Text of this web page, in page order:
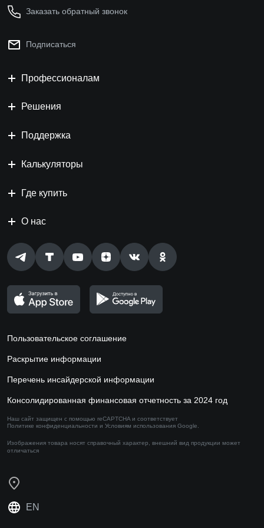
Заказать обратный звонок
Подписаться
Профессионалам
Решения
Поддержка
Калькуляторы
Где купить
О нас
Пользовательское соглашение
Раскрытие информации
Перечень инсайдерской информации
Консолидированная финансовая отчетность за 2024 год
Наш сайт защищен с помощью reCAPTCHA и соответствует
Политике конфиденциальности и Условиям использования Google.
Изображения товара носят справочный характер, внешний вид продукции может
отличаться
EN